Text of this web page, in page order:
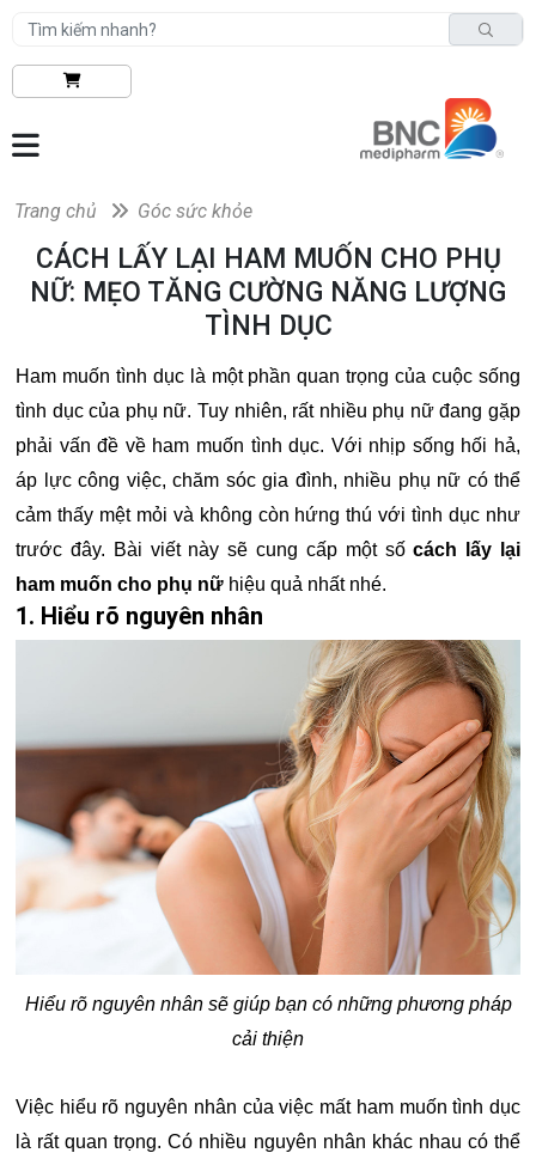
Trang chủ Góc sức khỏe
CÁCH LẤY LẠI HAM MUỐN CHO PHỤ
NỮ: MẸO TĂNG CƯỜNG NĂNG LƯỢNG
TÌNH DỤC
Ham muốn tình dục là một phần quan trọng của cuộc sống
tình dục của phụ nữ. Tuy nhiên, rất nhiều phụ nữ đang gặp
phải vấn đề về ham muốn tình dục. Với nhịp sống hối hả,
áp lực công việc, chăm sóc gia đình, nhiều phụ nữ có thể
cảm thấy mệt mỏi và không còn hứng thú với tình dục như
trước đây. Bài viết này sẽ cung cấp một sốcách lấy lại
ham muốn cho phụ nữ hiệu quả nhất nhé.
1. Hiểu rõ nguyên nhân
Hiểu rõ nguyên nhân sẽ giúp bạn có những phương pháp
cải thiện
Việc hiểu rõ nguyên nhân của việc mất ham muốn tình dục
là rất quan trọng. Có nhiều nguyên nhân khác nhau có thể